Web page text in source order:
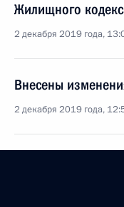
Жилищного
2 декабря 2019 года,
Внесены
2 декабря 2019 года,